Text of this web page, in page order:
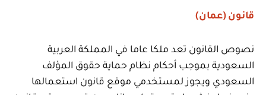
قانون (عمان)
نصوص القانون تعد ملكا عاما في المملكة العربية
السعودية بموجب أحكام نظام حماية حقوق المؤلف
السعودي ويجوز لمستخدمي موقع قانون استعمالها